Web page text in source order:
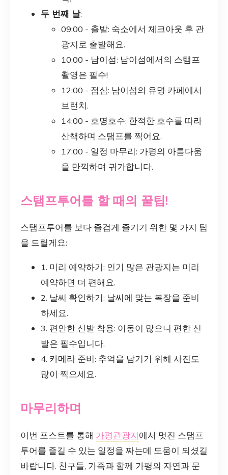
두 번째 날:
09:00 - 출발: 숙소에서 체크아웃 후 관
광지로 출발해요.
10:00 - 남이섬: 남이섬에서의 스탬프
촬영은 필수!
12:00 - 점심: 남이섬의 유명 카페에서
브런치.
14:00 - 호명호수: 한적한 호수를 따라
산책하며 스탬프를 찍어요.
17:00 - 일정 마무리: 가평의 아름다움
을 만끽하며 귀가합니다.
스탬프투어를 할 때의 꿀팁!
스탬프투어를 보다 즐겁게 즐기기 위한 몇 가지 팁
을 드릴게요:
1. 미리 예약하기: 인기 많은 관광지는 미리
예약하면 더 편해요.
2. 날씨 확인하기: 날씨에 맞는 복장을 준비
하세요.
3. 편안한 신발 착용: 이동이 많으니 편한 신
발은 필수입니다.
4. 카메라 준비: 추억을 남기기 위해 사진도
많이 찍으세요.
마무리하며
이번 포스트를 통해 가평관광지에서 멋진 스탬프
투어를 즐길 수 있는 일정을 짜는데 도움이 되셨길
바랍니다. 친구들, 가족과 함께 가평의 자연과 문